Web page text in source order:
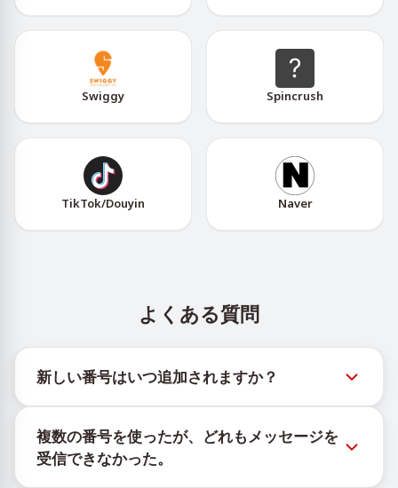
Swiggy Spincrush
TikTok/Douyin Naver
よくある質問
新しい番号はいつ追加されますか？
@TigerSMSofficial_bot で確認できます。このチャン
ネルは最新の番号在庫にアクセスできるよう、タイム
リーな更新を提供します。
複数の番号を使ったが、どれもメッセージを
受信できなかった。